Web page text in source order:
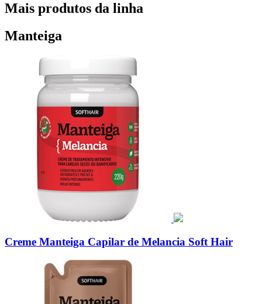
Mais produtos da linha
Manteiga
Creme Manteiga Capilar de Melancia Soft Hair